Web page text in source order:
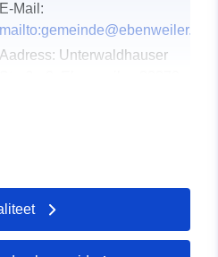
E-Mail:
mailto:gemeinde@ebenweiler.de
Aadress: Unterwaldhauser
2026
Ajakohastatud veebisaidil
25 July 2026